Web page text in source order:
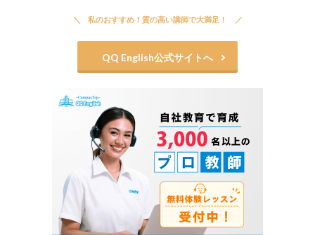
私のおすすめ！質の高い講師で大満足！
QQ English公式サイトへ